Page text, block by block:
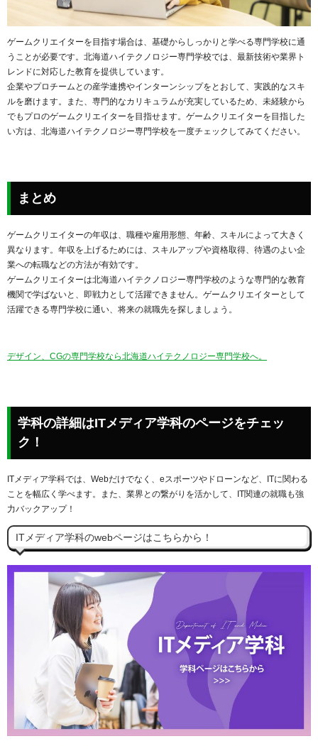
ゲームクリエイターを目指す場合は、基礎からしっかりと学べる専門学校に通
うことが必要です。北海道ハイテクノロジー専門学校では、最新技術や業界ト
レンドに対応した教育を提供しています。
企業やプロチームとの産学連携やインターンシップをとおして、実践的なスキ
ルを磨けます。また、専門的なカリキュラムが充実しているため、未経験から
でもプロのゲームクリエイターを目指せます。ゲームクリエイターを目指した
い方は、北海道ハイテクノロジー専門学校を一度チェックしてみてください。
まとめ
ゲームクリエイターの年収は、職種や雇用形態、年齢、スキルによって大きく
異なります。年収を上げるためには、スキルアップや資格取得、待遇のよい企
業への転職などの方法が有効です。
ゲームクリエイターは北海道ハイテクノロジー専門学校のような専門的な教育
機関で学ばないと、即戦力として活躍できません。ゲームクリエイターとして
活躍できる専門学校に通い、将来の就職先を探しましょう。
デザイン、CGの専門学校なら北海道ハイテクノロジー専門学校へ。
学科の詳細はITメディア学科のページをチェッ
ク！
ITメディア学科では、Webだけでなく、eスポーツやドローンなど、ITに関わる
ことを幅広く学べます。また、業界との繋がりを活かして、IT関連の就職も強
力バックアップ！
ITメディア学科のwebページはこちらから！